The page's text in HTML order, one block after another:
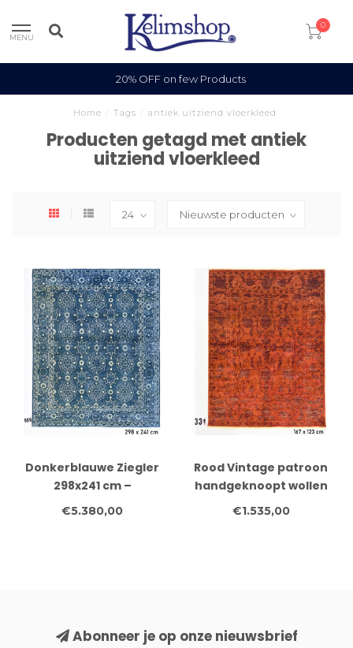
MENU
0
20% OFF on few Products
Home Tags antiek uitziend vloerkleed
Producten getagd met antiek
uitziend vloerkleed
Donkerblauwe Ziegler
298x241 cm –
Handgeknoopte wollen
€5.380,00
Rood Vintage patroon
handgeknoopt wollen
vloerkleed – 167 x 123
€1.535,00
Abonneer je op onze nieuwsbrief